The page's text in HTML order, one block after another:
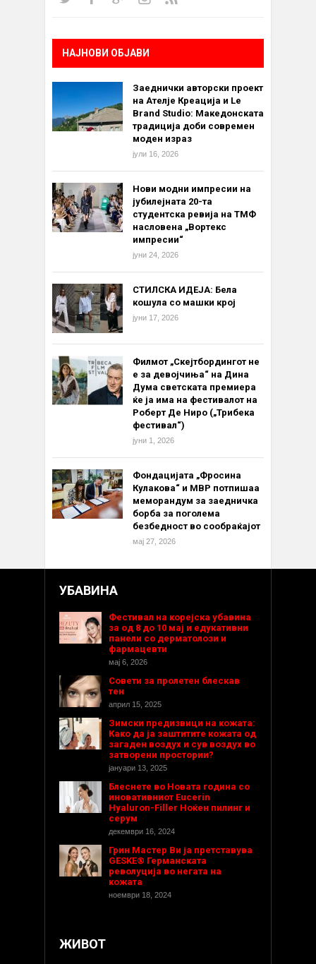
НАЈНОВИ ОБЈАВИ
Заеднички авторски проект
на Ателје Креација и Le
Brand Studio: Македонската
традиција доби современ
моден израз
јули 16, 2026
Нови модни импресии на
јубилејната 20-та
студентска ревија на ТМФ
насловена „Вортекс
импресии“
јуни 24, 2026
СТИЛСКА ИДЕЈА: Бела
кошула со машки крој
јуни 17, 2026
Филмот „Скејтбордингот не
е за девојчиња“ на Дина
Дума светската премиера
ќе ја има на фестивалот на
Роберт Де Ниро („Трибека
фестивал“)
јуни 1, 2026
Фондацијата „Фросина
Кулакова“ и МВР потпишаа
меморандум за заедничка
борба за поголема
безбедност во сообраќајот
мај 27, 2026
УБАВИНА
Фестивал на корејска убавина
за од 8 до 10 мај и едукативни
панели со дерматолози и
фармацевти
мај 6, 2026
Совети за пролетен блескав
тен
април 15, 2025
Зимски предизвици на кожата:
Како да ја заштитите кожата од
загаден воздух и сув воздух во
затворени простории?
јануари 13, 2025
Блеснете во Новата година со
иновативниот Eucerin
Hyaluron-Filler Ноќен пилинг и
серум
декември 16, 2024
Грин Мастер Ви ја претставува
GESKE® Германската
револуција во негата на
кожата
ноември 18, 2024
ЖИВОТ